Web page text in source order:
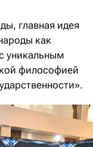
главная идея
как
уникальным
философией